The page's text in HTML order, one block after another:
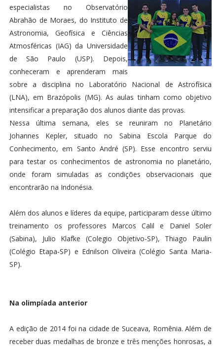
especialistas no Observatório
Abrahão de Moraes, do Instituto de
Astronomia, Geofísica e Ciências
Atmosféricas (IAG) da Universidade
de São Paulo (USP). Depois,
conheceram e aprenderam mais
sobre a disciplina no Laboratório Nacional de Astrofísica
(LNA), em Brazópolis (MG). As aulas tinham como objetivo
intensificar a preparação dos alunos diante das provas.
Nessa última semana, eles se reuniram no Planetário
Johannes Kepler, situado no Sabina Escola Parque do
Conhecimento, em Santo André (SP). Esse encontro serviu
para testar os conhecimentos de astronomia no planetário,
onde foram simuladas as condições observacionais que
encontrarão na Indonésia.
Além dos alunos e líderes da equipe, participaram desse último
treinamento os professores Marcos Calil e Daniel Soler
(Sabina), Julio Klafke (Colegio Objetivo-SP), Thiago Paulin
(Colégio Etapa-SP) e Ednilson Oliveira (Colégio Santa Maria-
SP).
Na olimpíada anterior
A edição de 2014 foi na cidade de Suceava, Romênia. Além de
receber duas medalhas de bronze e três menções honrosas, a